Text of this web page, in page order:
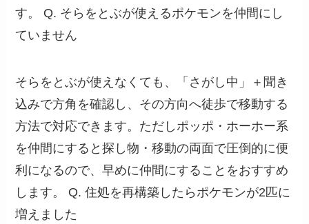
す。 Q. そらをとぶが使えるポケモンを仲間にし
ていません
そらをとぶが使えなくても、「さがし中」＋聞き
込みで方角を確認し、その方向へ徒歩で移動する
方法で対応できます。ただしポッポ・ホーホー系
を仲間にすると探し物・移動の両面で圧倒的に便
利になるので、早めに仲間にすることをおすすめ
します。 Q. 住処を再構築したらポケモンが2匹に
増えました